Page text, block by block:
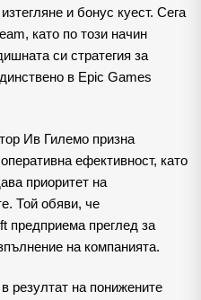
и бонус куест. Сега
като по този начин
си стратегия за
в Epic Games
Ив Гилемо призна
ефективност, като
приоритет на
Той обяви, че
предприема преглед за
на компанията.
резултат на понижените